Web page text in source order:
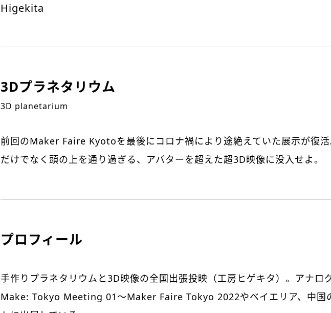
Higekita
3Dプラネタリウム
3D planetarium
前回のMaker Faire Kyotoを最後にコロナ禍により途絶えていた展示が復
だけでなく頭の上を通り過ぎる、アバターを超えた超3D映像に没入せよ。
プロフィール
手作りプラネタリウムと3D映像の全国出張投映（工房ヒゲキタ）。アナロ
Make: Tokyo Meeting 01〜Maker Faire Tokyo 2022やベイエリア、中国